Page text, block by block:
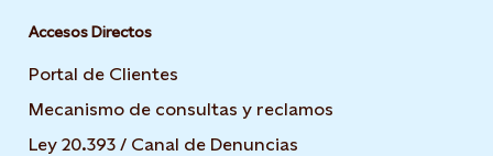
Accesos Directos
Portal de Clientes
Mecanismo de consultas y reclamos
Ley 20.393 / Canal de Denuncias